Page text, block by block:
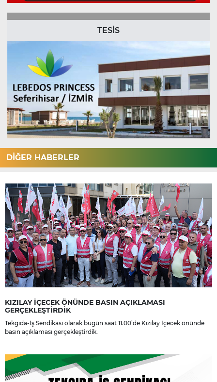
TESİS
DİĞER HABERLER
KIZILAY İÇECEK ÖNÜNDE BASIN AÇIKLAMASI
GERÇEKLEŞTİRDİK
Tekgıda-İş Sendikası olarak bugün saat 11.00’de Kızılay İçecek önünde
basın açıklaması gerçekleştirdik.